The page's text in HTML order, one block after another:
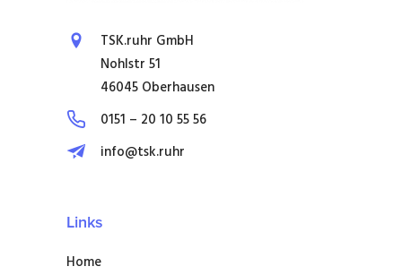
TSK.ruhr GmbH
Nohlstr 51
46045 Oberhausen
0151 – 20 10 55 56
info@tsk.ruhr
Links
Home